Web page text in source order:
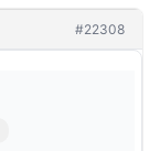
#22308